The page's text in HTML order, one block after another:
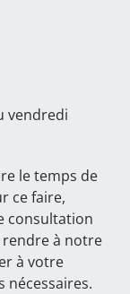
vendredi
le temps de
ce faire,
consultation
rendre à notre
à votre
nécessaires.